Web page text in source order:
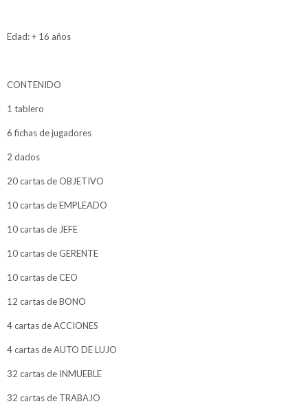
Edad: + 16 años
CONTENIDO
1 tablero
6 fichas de jugadores
2 dados
20 cartas de OBJETIVO
10 cartas de EMPLEADO
10 cartas de JEFE
10 cartas de GERENTE
10 cartas de CEO
12 cartas de BONO
4 cartas de ACCIONES
4 cartas de AUTO DE LUJO
32 cartas de INMUEBLE
32 cartas de TRABAJO